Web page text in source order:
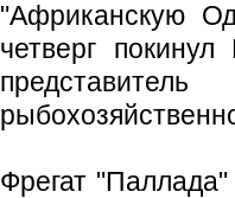
"Африканскую
четверг
Фрегат